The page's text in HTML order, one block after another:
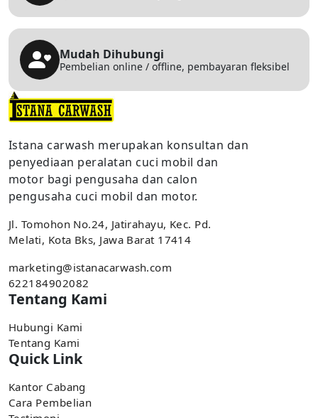
Mudah Dihubungi
Pembelian online / offline, pembayaran fleksibel
Istana carwash merupakan konsultan dan
penyediaan peralatan cuci mobil dan
motor bagi pengusaha dan calon
pengusaha cuci mobil dan motor.
Jl. Tomohon No.24, Jatirahayu, Kec. Pd.
Melati, Kota Bks, Jawa Barat 17414
marketing@istanacarwash.com
622184902082
Tentang Kami
Hubungi Kami
Tentang Kami
Quick Link
Kantor Cabang
Cara Pembelian